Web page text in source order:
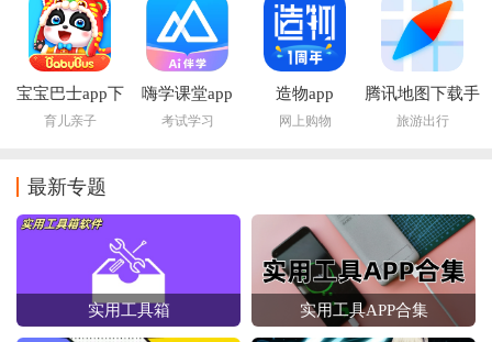
宝宝巴士app下
载安装
育儿亲子
嗨学课堂app
考试学习
造物app
网上购物
腾讯地图下载手
机导航2026版
旅游出行
最新专题
实用工具箱 实用工具APP合集